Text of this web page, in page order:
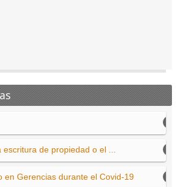
escritura de propiedad o el ...
en Gerencias durante el Covid-19